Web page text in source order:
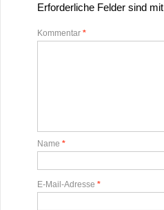
Erforderliche Felder sind mit
Kommentar *
Name *
E-Mail-Adresse *